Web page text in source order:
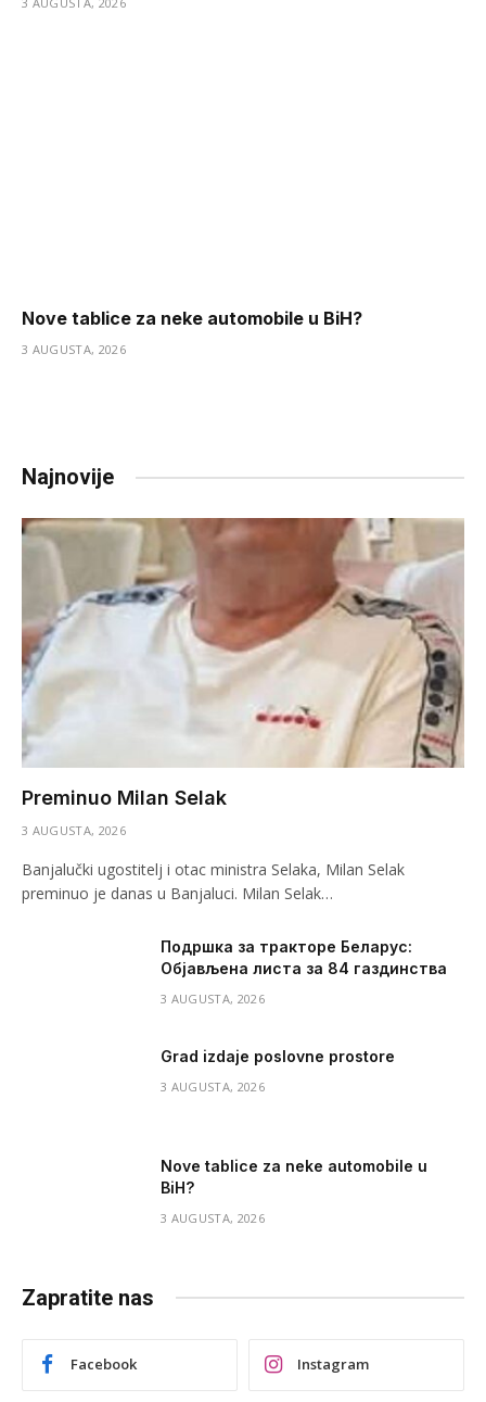
Nove tablice za neke automobile u BiH?
3 AUGUSTA, 2026
Najnovije
Preminuo Milan Selak
3 AUGUSTA, 2026
Banjalučki ugostitelj i otac ministra Selaka, Milan Selak
preminuo je danas u Banjaluci. Milan Selak…
Подршка за тракторе Беларус:
Објављена листа за 84 газдинства
3 AUGUSTA, 2026
Grad izdaje poslovne prostore
3 AUGUSTA, 2026
Nove tablice za neke automobile u
BiH?
3 AUGUSTA, 2026
Zapratite nas
Facebook Instagram